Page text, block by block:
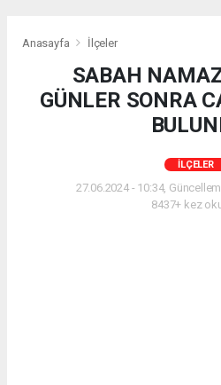
Anasayfa İlçeler
SABAH
GÜNLER SONRA
İLÇELER
27.06.2024 - 10:34,
8437+ kez